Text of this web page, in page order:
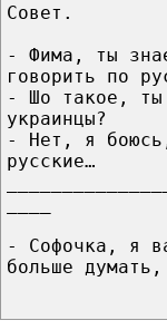
Совет.
- Фима, ты
говорить по
- Шо такое, ты
украинцы?
- Нет, я
русские…
- Софочка, я
больше